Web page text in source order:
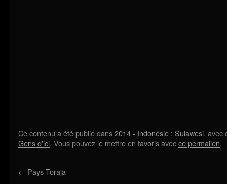
Ce contenu a été publié dans2014 - Indonésie : Sulawesi, avec
Gens d'ici. Vous pouvez le mettre en favoris avecce permalien.
← Pays Toraja